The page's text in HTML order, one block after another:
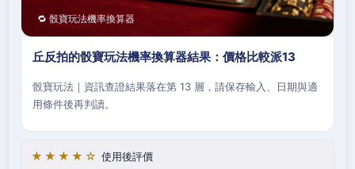
🔁 骰寶玩法機率換算器
丘反拍的骰寶玩法機率換算器結果：價格比較派13
骰寶玩法｜資訊查證結果落在第 13 層，請保存輸入、日期與適
用條件後再判讀。
★★★★☆ 使用後評價